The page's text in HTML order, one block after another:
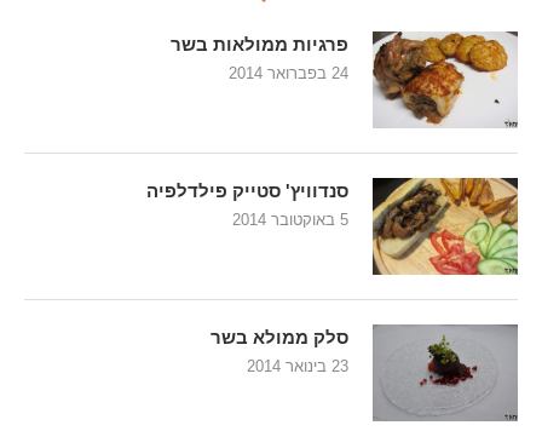
פרגיות ממולאות בשר
24 בפברואר 2014
סנדוויץ' סטייק פילדלפיה
5 באוקטובר 2014
סלק ממולא בשר
23 בינואר 2014